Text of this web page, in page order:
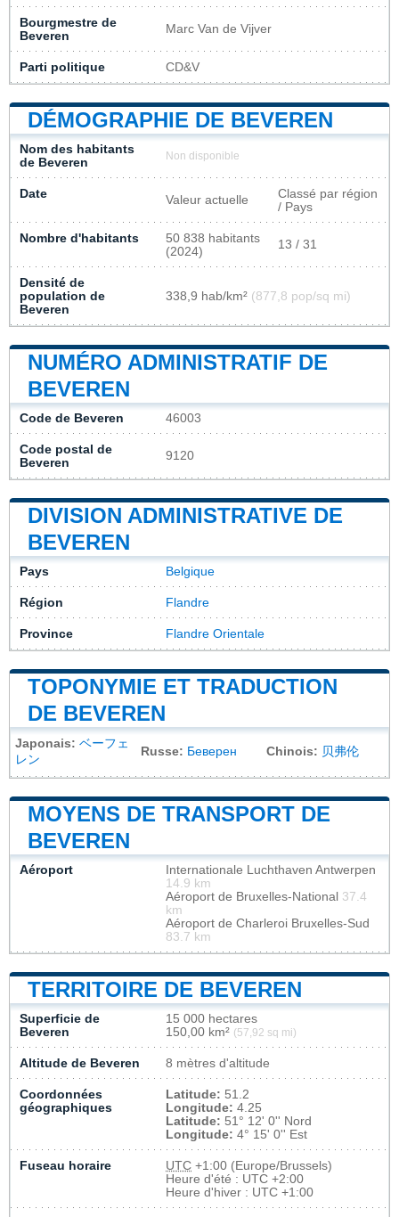
Bourgmestre de
Beveren
Marc Van de Vijver
Parti politique CD&V
DÉMOGRAPHIE DE BEVEREN
Nom des habitants
de Beveren
Non disponible
Date Valeur actuelle
Classé par région
/ Pays
Nombre d'habitants
50 838 habitants
(2024)
13 / 31
Densité de
population de
Beveren
338,9 hab/km² (877,8 pop/sq mi)
NUMÉRO ADMINISTRATIF DE
BEVEREN
Code de Beveren 46003
Code postal de
Beveren
9120
DIVISION ADMINISTRATIVE DE
BEVEREN
Pays Belgique
Région Flandre
Province Flandre Orientale
TOPONYMIE ET TRADUCTION
DE BEVEREN
Japonais: ベーフェ
レン
Russe: Беверен Chinois: 贝弗伦
MOYENS DE TRANSPORT DE
BEVEREN
Aéroport
Internationale Luchthaven Antwerpen
14.9 km
Aéroport de Bruxelles-National 37.4
km
Aéroport de Charleroi Bruxelles-Sud
83.7 km
TERRITOIRE DE BEVEREN
Superficie de
Beveren
15 000 hectares
150,00 km² (57,92 sq mi)
Altitude de Beveren 8 mètres d'altitude
Coordonnées
géographiques
Latitude: 51.2
Longitude: 4.25
Latitude: 51° 12' 0'' Nord
Longitude: 4° 15' 0'' Est
Fuseau horaire UTC +1:00 (Europe/Brussels)
Heure d'été : UTC +2:00
Heure d'hiver : UTC +1:00